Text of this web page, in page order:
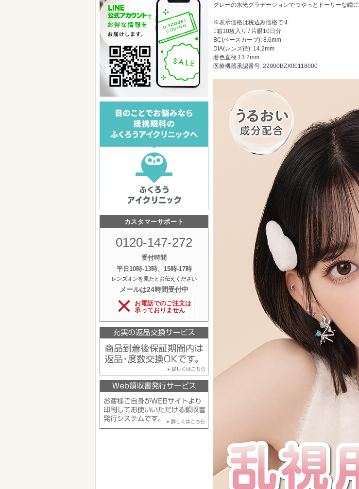
カスタマーサポート
0120-147-272
受付時間
平日10時‐13時、15時‐17時
レンズオンを見たとお伝えください
メールは24時間受付中
お電話でのご注文は
承っておりません
グレーの水光グラデーションでつやっとドーリーな瞳に
※表示価格は税込み価格です
1箱10枚入り / 片眼10日分
BC(ベースカーブ): 8.6mm
DIA(レンズ径): 14.2mm
着色直径:13.2mm
医療機器承認番号: 22900BZX00118000